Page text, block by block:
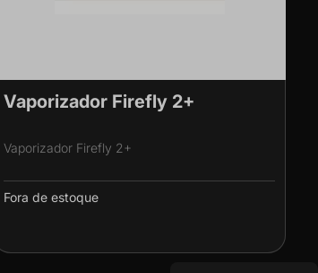
Vaporizador Firefly 2+
Vaporizador Firefly 2+
Fora de estoque